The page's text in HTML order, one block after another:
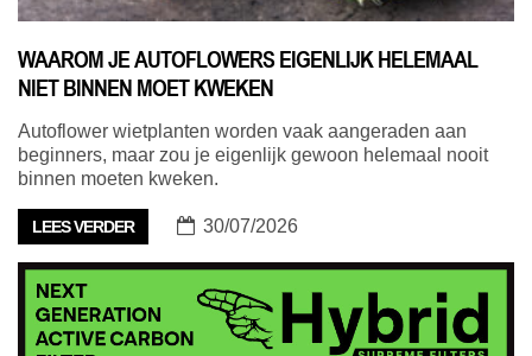
WAAROM JE AUTOFLOWERS EIGENLIJK HELEMAAL
NIET BINNEN MOET KWEKEN
Autoflower wietplanten worden vaak aangeraden aan
beginners, maar zou je eigenlijk gewoon helemaal nooit
binnen moeten kweken.
LEES VERDER 30/07/2026